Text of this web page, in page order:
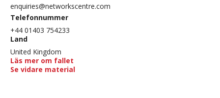
enquiries@networkscentre.com
Telefonnummer
+44 01403 754233
Land
United Kingdom
Läs mer om fallet
Se vidare material